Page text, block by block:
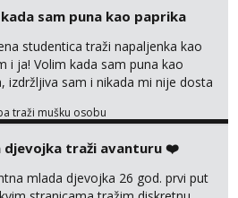
sam puna kao paprika
studentica traži napaljenka kao
i ja! Volim kada sam puna kao
izdržljiva sam i nikada mi nije dosta
i bilo gdje zato se javi što prije da
te!
traži mušku osobu
djevojka traži avanturu ❤️
mlada djevojka 26 god. prvi put